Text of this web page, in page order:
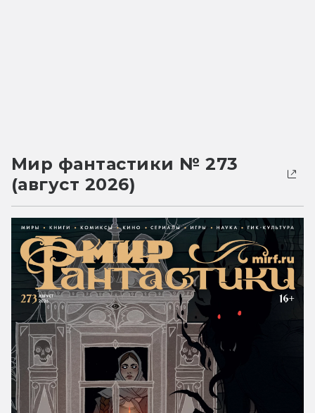
Мир фантастики № 273
(август 2026)